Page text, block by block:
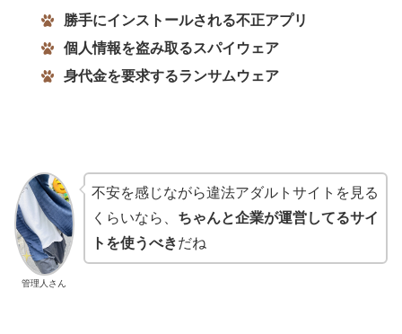
勝手にインストールされる不正アプリ
個人情報を盗み取るスパイウェア
身代金を要求するランサムウェア
管理人さん
不安を感じながら違法アダルトサイトを見る
くらいなら、 ちゃんと企業が運営してるサイ
トを使うべきだね